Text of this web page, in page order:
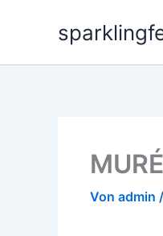
MURÉ
Von admin /